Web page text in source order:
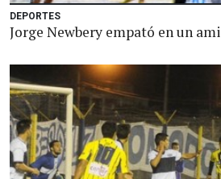
DEPORTES
Jorge Newbery empató en un